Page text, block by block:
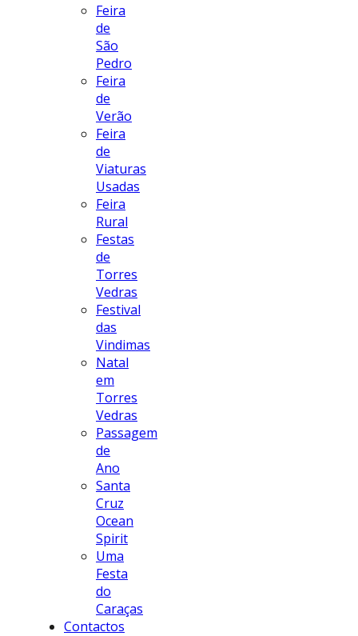
Feira
de
São
Pedro
Feira
de
Verão
Feira
de
Viaturas
Usadas
Feira
Rural
Festas
de
Torres
Vedras
Festival
das
Vindimas
Natal
em
Torres
Vedras
Passagem
de
Ano
Santa
Cruz
Ocean
Spirit
Uma
Festa
do
Caraças
Contactos